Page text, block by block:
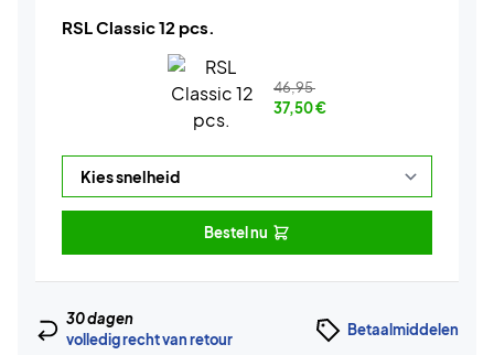
RSL Classic 12 pcs.
46,95
37,50€
Bestel nu
30 dagen
volledig recht van retour
Betaalmiddelen